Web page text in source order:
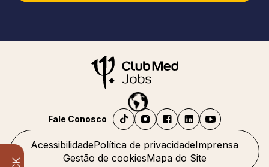
AcessibilidadePolítica de privacidadeImprensa
Gestão de cookiesMapa do Site
Fale Conosco